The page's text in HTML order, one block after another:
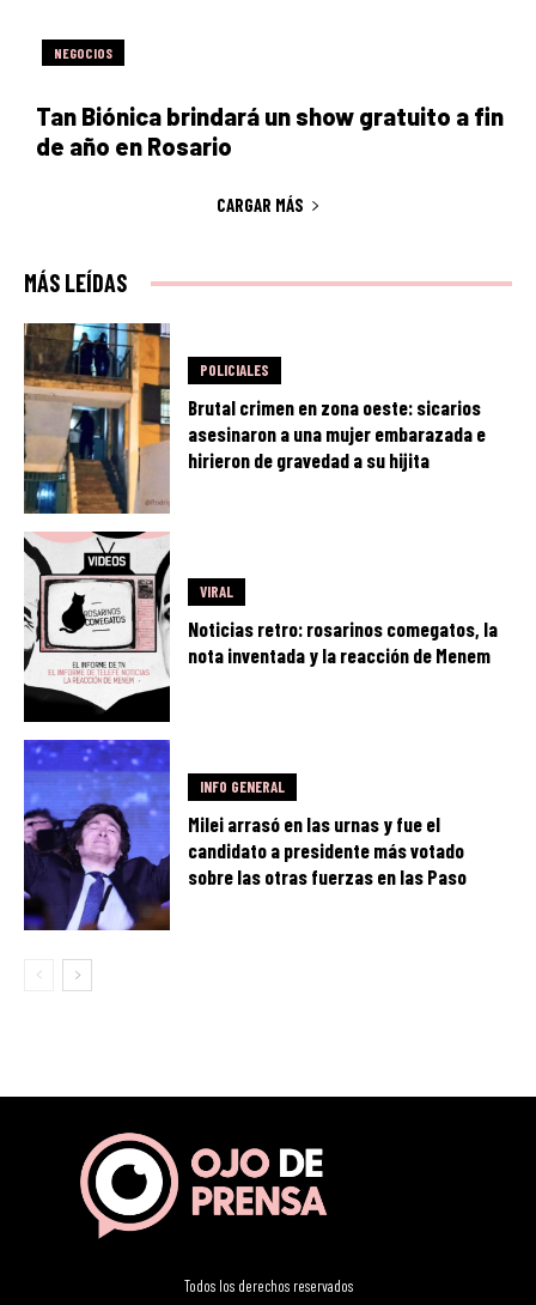
NEGOCIOS
Tan Biónica brindará un show gratuito a fin
de año en Rosario
CARGAR MÁS
MÁS LEÍDAS
POLICIALES
Brutal crimen en zona oeste: sicarios
asesinaron a una mujer embarazada e
hirieron de gravedad a su hijita
VIRAL
Noticias retro: rosarinos comegatos, la
nota inventada y la reacción de Menem
INFO GENERAL
Milei arrasó en las urnas y fue el
candidato a presidente más votado
sobre las otras fuerzas en las Paso
Todos los derechos reservados